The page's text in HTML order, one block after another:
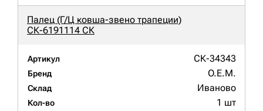
Палец (Г/Ц ковша-звено трапеции)
СК-6191114 СК
Артикул СК-34343
Бренд O.E.M.
Склад Иваново
Кол-во 1 шт